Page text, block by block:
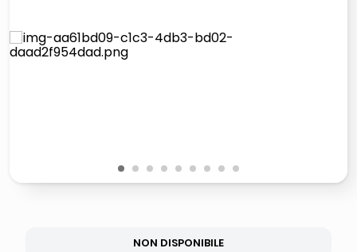
pattumiera raccolta differenziata
airpods
1 2 3 4 5 6 7 8 9
NON DISPONIBILE